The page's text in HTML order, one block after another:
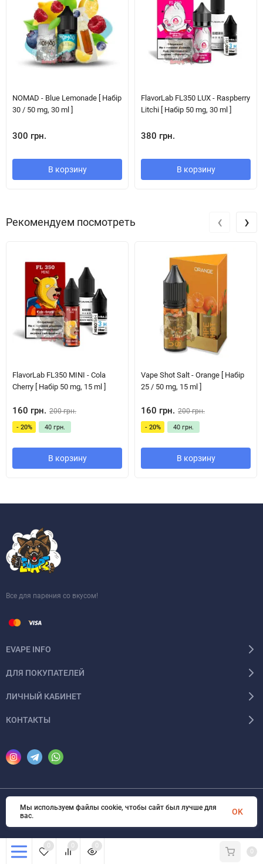
NOMAD - Blue Lemonade [ Набір
30 / 50 mg, 30 ml ]
300 грн.
В корзину
FlavorLab FL350 LUX - Raspberry
Litchi [ Набір 50 mg, 30 ml ]
380 грн.
В корзину
Рекомендуем посмотреть
FlavorLab FL350 MINI - Cola
Cherry [ Набір 50 mg, 15 ml ]
160 грн. 200 грн.
- 20% 40 грн.
В корзину
Vape Shot Salt - Orange [ Набір
25 / 50 mg, 15 ml ]
160 грн. 200 грн.
- 20% 40 грн.
В корзину
‹ ›
Все для парения со вкусом!
EVAPE INFO
ДЛЯ ПОКУПАТЕЛЕЙ
ЛИЧНЫЙ КАБИНЕТ
КОНТАКТЫ
© 2026 eVape. Все права защищены
0 0 0
0
Мы используем файлы cookie, чтобы сайт был лучше для
вас.
OK